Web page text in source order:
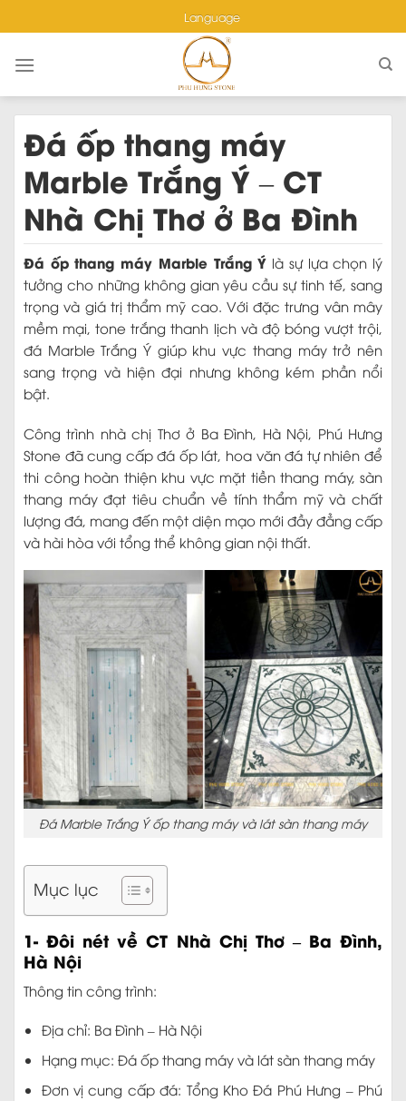
to
content
Đá ốp thang máy
Marble Trắng Ý – CT
Nhà Chị Thơ ở Ba Đình
Đá ốp thang máy Marble Trắng Ý là sự lựa chọn lý
tưởng cho những không gian yêu cầu sự tinh tế, sang
trọng và giá trị thẩm mỹ cao. Với đặc trưng vân mây
mềm mại, tone trắng thanh lịch và độ bóng vượt trội,
đá Marble Trắng Ý giúp khu vực thang máy trở nên
sang trọng và hiện đại nhưng không kém phần nổi
bật.
Công trình nhà chị Thơ ở Ba Đình, Hà Nội, Phú Hưng
Stone đã cung cấp đá ốp lát, hoa văn đá tự nhiên để
thi công hoàn thiện khu vực mặt tiền thang máy, sàn
thang máy đạt tiêu chuẩn về tính thẩm mỹ và chất
lượng đá, mang đến một diện mạo mới đầy đẳng cấp
và hài hòa với tổng thể không gian nội thất.
Đá Marble Trắng Ý ốp thang máy và lát sàn thang máy
Mục lục
1- Đôi nét về CT Nhà Chị Thơ – Ba Đình,
Hà Nội
Thông tin công trình:
Địa chỉ: Ba Đình – Hà Nội
Hạng mục: Đá ốp thang máy và lát sàn thang máy
Đơn vị cung cấp đá: Tổng Kho Đá Phú Hưng – Phú
Language